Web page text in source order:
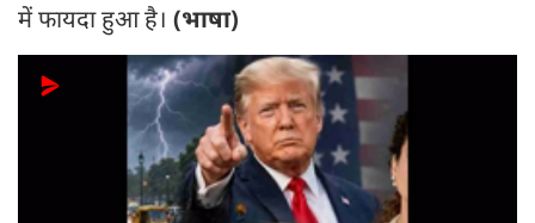
में फायदा हुआ है। (भाषा)